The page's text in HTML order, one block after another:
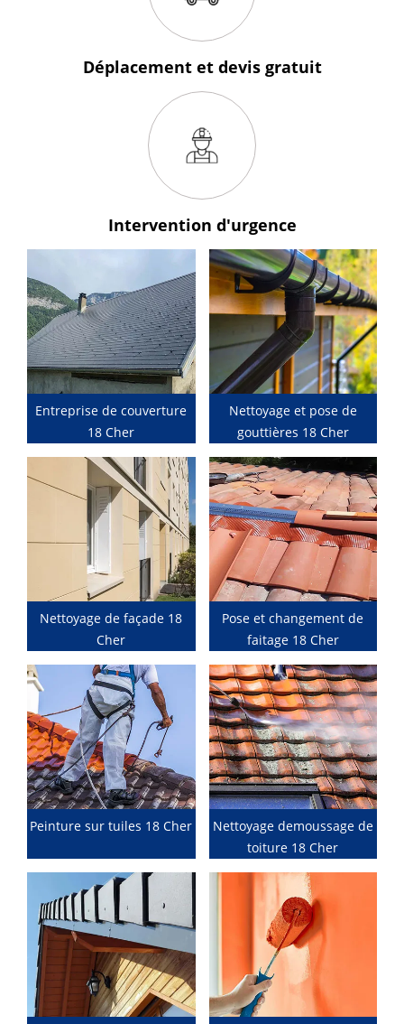
Déplacement et devis gratuit
Intervention d'urgence
Entreprise de couverture
18 Cher
Nettoyage et pose de
gouttières 18 Cher
Nettoyage de façade 18
Cher
Pose et changement de
faitage 18 Cher
Peinture sur tuiles 18 Cher
Nettoyage demoussage de
toiture 18 Cher